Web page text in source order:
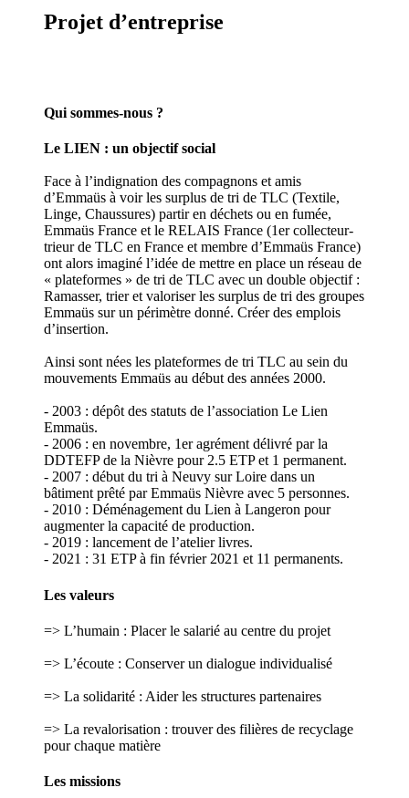
Projet d’entreprise
Qui sommes-nous ?
Le LIEN : un objectif social
Face à l’indignation des compagnons et amis
d’Emmaüs à voir les surplus de tri de TLC (Textile,
Linge, Chaussures) partir en déchets ou en fumée,
Emmaüs France et le RELAIS France (1er collecteur-
trieur de TLC en France et membre d’Emmaüs France)
ont alors imaginé l’idée de mettre en place un réseau de
« plateformes » de tri de TLC avec un double objectif :
Ramasser, trier et valoriser les surplus de tri des groupes
Emmaüs sur un périmètre donné. Créer des emplois
d’insertion.
Ainsi sont nées les plateformes de tri TLC au sein du
mouvements Emmaüs au début des années 2000.
- 2003 : dépôt des statuts de l’association Le Lien
Emmaüs.
- 2006 : en novembre, 1er agrément délivré par la
DDTEFP de la Nièvre pour 2.5 ETP et 1 permanent.
- 2007 : début du tri à Neuvy sur Loire dans un
bâtiment prêté par Emmaüs Nièvre avec 5 personnes.
- 2010 : Déménagement du Lien à Langeron pour
augmenter la capacité de production.
- 2019 : lancement de l’atelier livres.
- 2021 : 31 ETP à fin février 2021 et 11 permanents.
Les valeurs
=> L’humain : Placer le salarié au centre du projet
=> L’écoute : Conserver un dialogue individualisé
=> La solidarité : Aider les structures partenaires
=> La revalorisation : trouver des filières de recyclage
pour chaque matière
Les missions